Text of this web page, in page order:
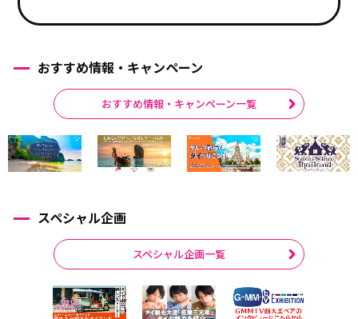
おすすめ情報・キャンペーン
おすすめ情報・キャンペーン一覧
スペシャル企画
スペシャル企画一覧